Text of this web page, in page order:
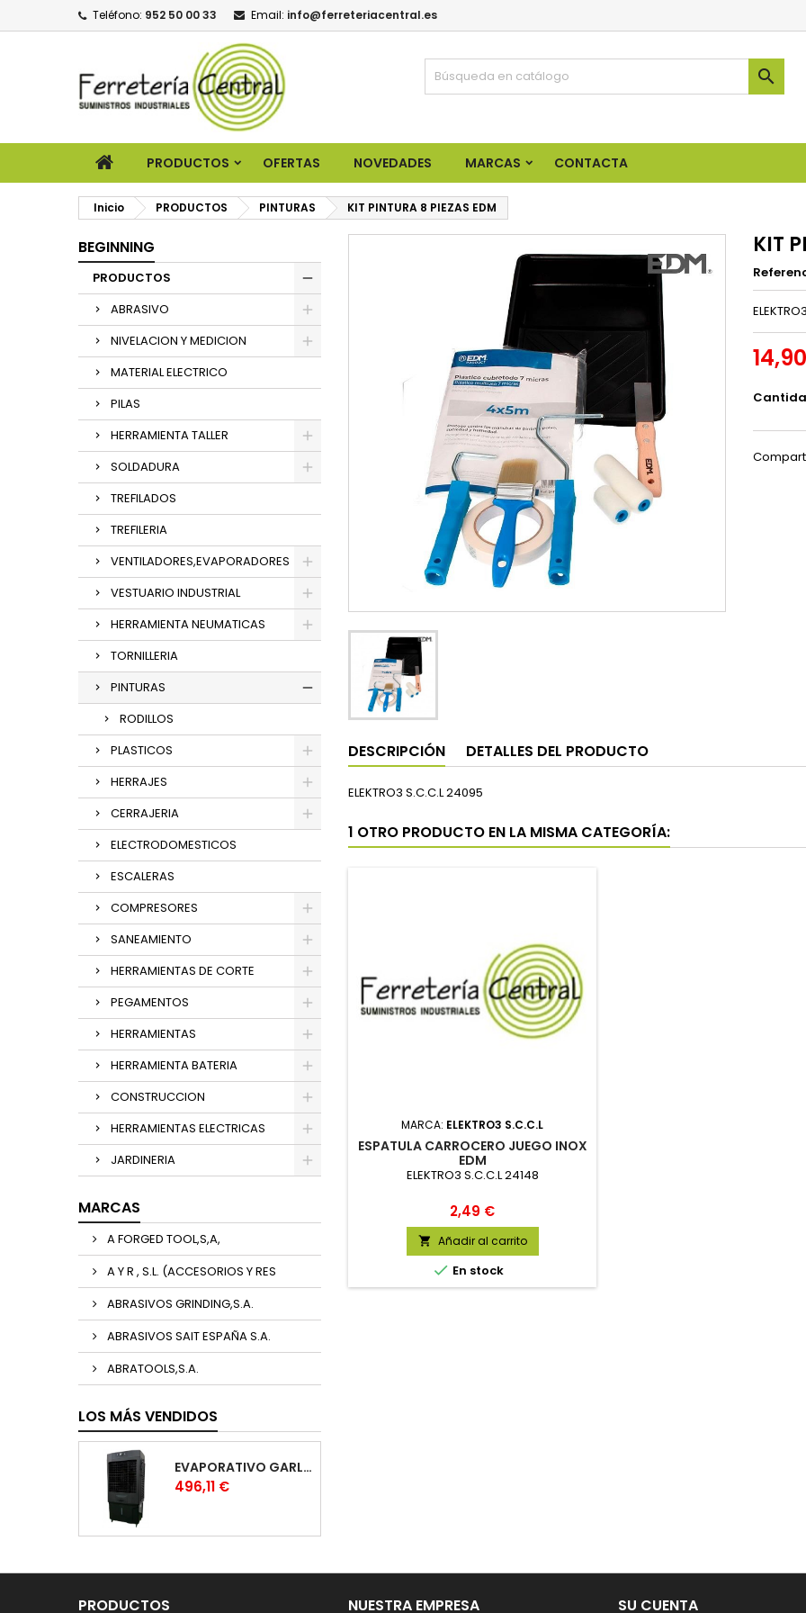
Teléfono: 952 50 00 33 Email: info@ferreteriacentral.es

PRODUCTOS OFERTAS NOVEDADES MARCAS CONTACTA
Inicio PRODUCTOS PINTURAS KIT PINTURA 8 PIEZAS EDM
BEGINNING
PRODUCTOS
ABRASIVO
NIVELACION Y MEDICION
MATERIAL ELECTRICO
PILAS
HERRAMIENTA TALLER
SOLDADURA
TREFILADOS
TREFILERIA
VENTILADORES,EVAPORADORES
VESTUARIO INDUSTRIAL
HERRAMIENTA NEUMATICAS
TORNILLERIA
PINTURAS
RODILLOS
PLASTICOS
HERRAJES
CERRAJERIA
ELECTRODOMESTICOS
ESCALERAS
COMPRESORES
SANEAMIENTO
HERRAMIENTAS DE CORTE
PEGAMENTOS
HERRAMIENTAS
HERRAMIENTA BATERIA
CONSTRUCCION
HERRAMIENTAS ELECTRICAS
JARDINERIA
MARCAS
A FORGED TOOL,S,A,
A Y R , S.L. (ACCESORIOS Y RES
ABRASIVOS GRINDING,S.A.
ABRASIVOS SAIT ESPAÑA S.A.
ABRATOOLS,S.A.
LOS MÁS VENDIDOS
EVAPORATIVO GARLAND COOL 1530
Precio
496,11 €
KIT
DESCRIPCIÓN DETALLES DEL PRODUCTO
ELEKTRO3 S.C.C.L 24095
1 OTRO PRODUCTO EN LA MISMA CATEGORÍA:
MARCA: ELEKTRO3 S.C.C.L
ESPATULA CARROCERO JUEGO INOX
EDM
ELEKTRO3 S.C.C.L 24148
Precio
2,49 €
 Añadir al carrito
 En stock
PRODUCTOS NUESTRA EMPRESA SU CUENTA